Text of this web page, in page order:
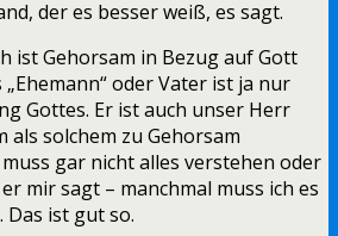
der es besser weiß, es sagt.
ist Gehorsam in Bezug auf Gott
oder Vater ist ja nur
Gottes. Er ist auch unser Herr
als solchem zu Gehorsam
gar nicht alles verstehen oder
mir sagt – manchmal muss ich es
ist gut so.